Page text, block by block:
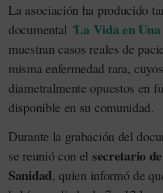
La asociación ha producido
documental ‘La Vida en Una
muestran casos reales de
misma enfermedad rara,
diametralmente opuestos en
disponible en su comunidad.
Durante la grabación del
se reunió con el secretario
Sanidad, quien informó de